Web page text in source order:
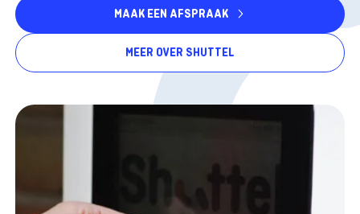
MAAK EEN AFSPRAAK
MEER OVER SHUTTEL